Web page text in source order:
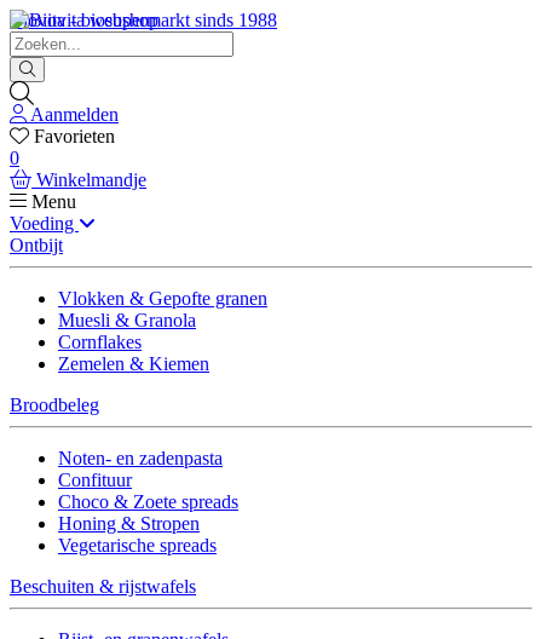
Biovita - biosupermarkt sinds 1988
Aanmelden
Favorieten
0
Winkelmandje
Menu
Voeding
Ontbijt
Vlokken & Gepofte granen
Muesli & Granola
Cornflakes
Zemelen & Kiemen
Broodbeleg
Noten- en zadenpasta
Confituur
Choco & Zoete spreads
Honing & Stropen
Vegetarische spreads
Beschuiten & rijstwafels